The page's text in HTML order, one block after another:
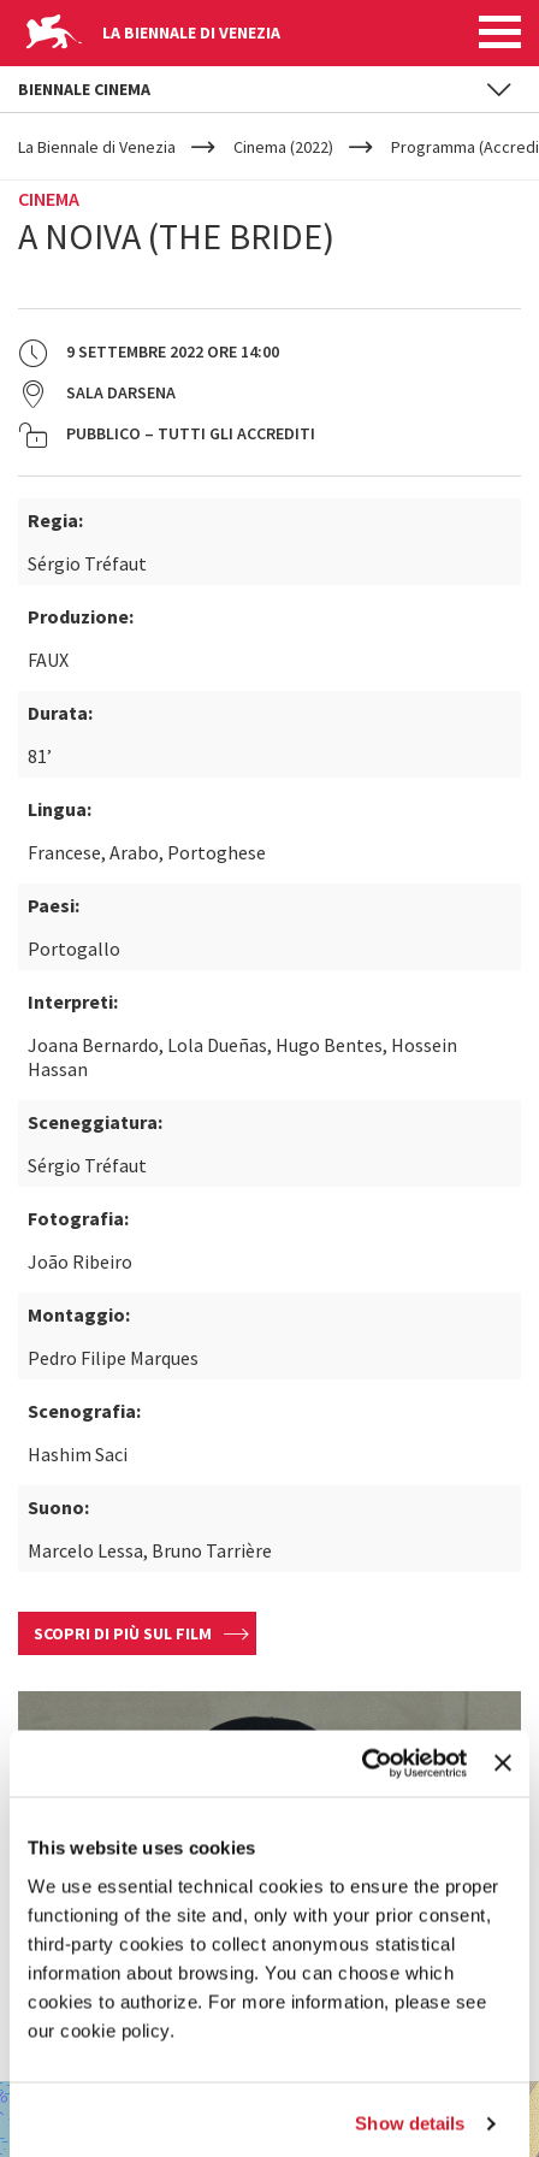
This website uses cookies
We use essential technical cookies to ensure the proper
functioning of the site and, only with your prior consent,
third-party cookies to collect anonymous statistical
information about browsing. You can choose which
cookies to authorize. For more information, please see
our cookie policy.
Show details
LA BIENNALE DI VENEZIA
YOUR
ARE
La Biennale di Venezia Cinema (2022) Programma
CINEMA
A NOIVA (THE BRIDE)
9 SETTEMBRE 2022 ORE 14:00
SALA DARSENA
PUBBLICO – TUTTI GLI ACCREDITI
Regia:
Sérgio Tréfaut
Produzione:
FAUX
Durata:
81’
Lingua:
Francese, Arabo, Portoghese
Paesi:
Portogallo
Interpreti:
Joana Bernardo, Lola Dueñas, Hugo Bentes, Hossein
Hassan
Sceneggiatura:
Sérgio Tréfaut
Fotografia:
João Ribeiro
Montaggio:
Pedro Filipe Marques
Scenografia:
Hashim Saci
Suono:
Marcelo Lessa, Bruno Tarrière
SCOPRI DI PIÙ SUL FILM
SALA
DARSENA
BIENNALE CINEMA